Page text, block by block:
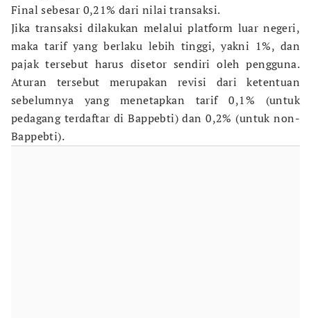
Final sebesar 0,21% dari nilai transaksi.
Jika transaksi dilakukan melalui platform luar negeri,
maka tarif yang berlaku lebih tinggi, yakni 1%, dan
pajak tersebut harus disetor sendiri oleh pengguna.
Aturan tersebut merupakan revisi dari ketentuan
sebelumnya yang menetapkan tarif 0,1% (untuk
pedagang terdaftar di Bappebti) dan 0,2% (untuk non-
Bappebti).